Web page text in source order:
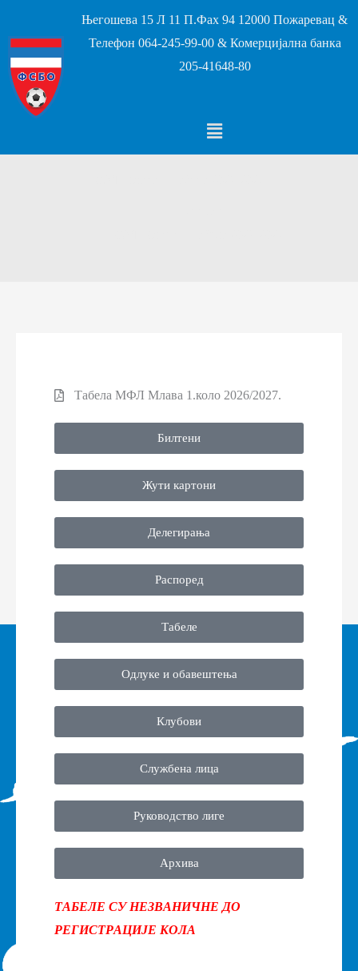
Његошева 15 Л 11 П.Фах 94 12000 Пожаревац &
Телефон 064-245-99-00 & Комерцијална банка
205-41648-80
Табела МФЛ Млава 1.коло 2026/2027.
Билтени
Жути картони
Делегирања
Распоред
Табеле
Одлуке и обавештења
Клубови
Службена лица
Руководство лиге
Архива
ТАБЕЛЕ СУ НЕЗВАНИЧНЕ ДО
РЕГИСТРАЦИЈЕ КОЛА